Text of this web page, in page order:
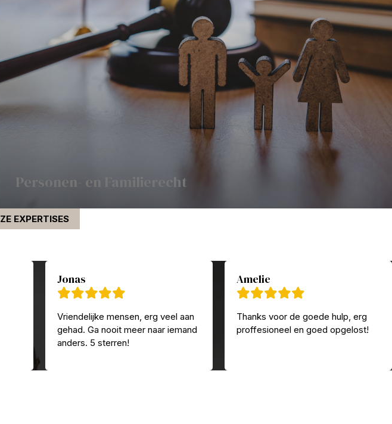
Personen- en Familierecht
EXPERTISES
Jonas
Vriendelijke mensen, erg veel aan
gehad. Ga nooit meer naar iemand
anders. 5 sterren!
Amelie
Thanks voor de goede hulp, erg
proffesioneel en goed opgelost!